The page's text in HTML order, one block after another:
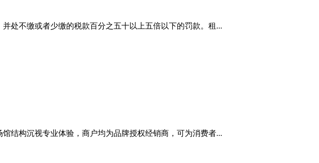
处不缴或者少缴的税款百分之五十以上五倍以下的罚款。租...
结构沉视专业体验，商户均为品牌授权经销商，可为消费者...